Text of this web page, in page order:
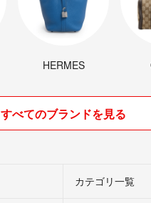
HERMES
すべてのブランドを見る
カテゴリ一覧